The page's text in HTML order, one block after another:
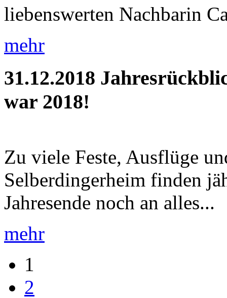
liebenswerten Nachbarin
mehr
31.12.2018
war 2018!
Zu viele Feste, Ausflüge
Selberdingerheim finden
Jahresende noch an alles...
mehr
1
2